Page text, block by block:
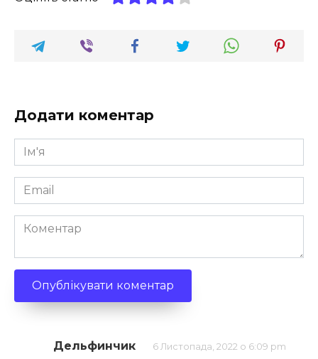
Додати коментар
Ім'я
*
Email
*
Коментар
Дельфинчик 6 Листопада, 2022 о 6:09 pm